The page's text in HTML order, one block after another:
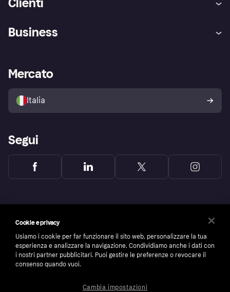
Esplora i negozi
Politica di protezione
dell'acquirente Klarna
Business
Accesso aziende
Mercato
Italia
Segui
Cookie e privacy
Usiamo i cookie per far funzionare il sito web, personalizzare la tua
esperienza e analizzare la navigazione. Condividiamo anche i dati con
i nostri partner pubblicitari. Puoi gestire le preferenze o revocare il
consenso quando vuoi.
Cambia impostazioni